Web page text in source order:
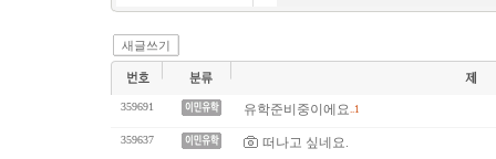
새글쓰기
359691 유학준비중이에요..1
359637 떠나고 싶네요.